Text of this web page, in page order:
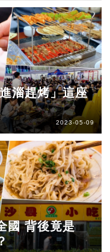
淄趕烤」這座
2023-05-09
國 背後竟是